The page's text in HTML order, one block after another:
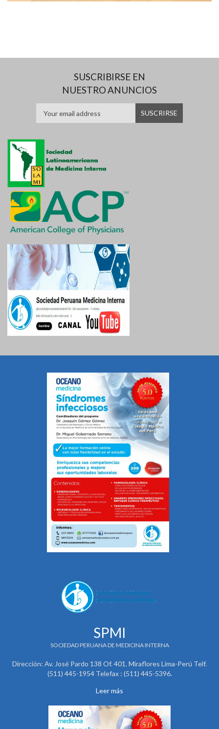
SUSCRIBIRSE EN
NUESTRO ANUNCIOS
SPMI
SOCIEDAD PERUANA DE MEDICINA INTERNA
Dirección: Av. José Pardo 138 Of. 401. Miraflores Lima-Perú Telf.
(511) 445-1954 Telefax : (511) 445-5396.
Leer más